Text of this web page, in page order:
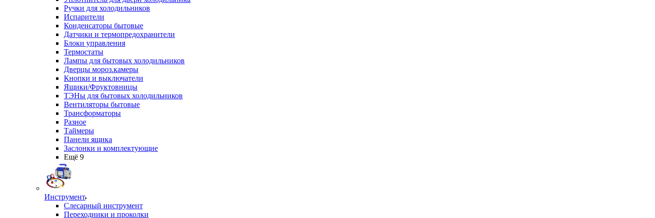
Ручки для холодильников
Испарители
Конденсаторы бытовые
Датчики и термопредохранители
Блоки управления
Термостаты
Лампы для бытовых холодильников
Дверцы мороз.камеры
Кнопки и выключатели
Ящики/Фруктовницы
ТЭНы для бытовых холодильников
Вентиляторы бытовые
Трансформаторы
Разное
Таймеры
Панели ящика
Заслонки и комплектующие
Ещё 9
Инструмент
Слесарный инструмент
Переходники и проколки